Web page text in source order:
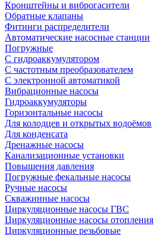
Кронштейны и виброгасители
Обратные клапаны
Фитинги распределители
Автоматические насосные станции
Погружные
С гидроаккумулятором
С частотным преобразователем
С электронной автоматикой
Вибрационные насосы
Гидроаккумуляторы
Горизонтальные насосы
Для колодцев и открытых водоёмов
Для конденсата
Дренажные насосы
Канализационные установки
Повышения давления
Погружные фекальные насосы
Ручные насосы
Скважинные насосы
Циркуляционные насосы ГВС
Циркуляционные насосы отопления
Циркуляционные резьбовые